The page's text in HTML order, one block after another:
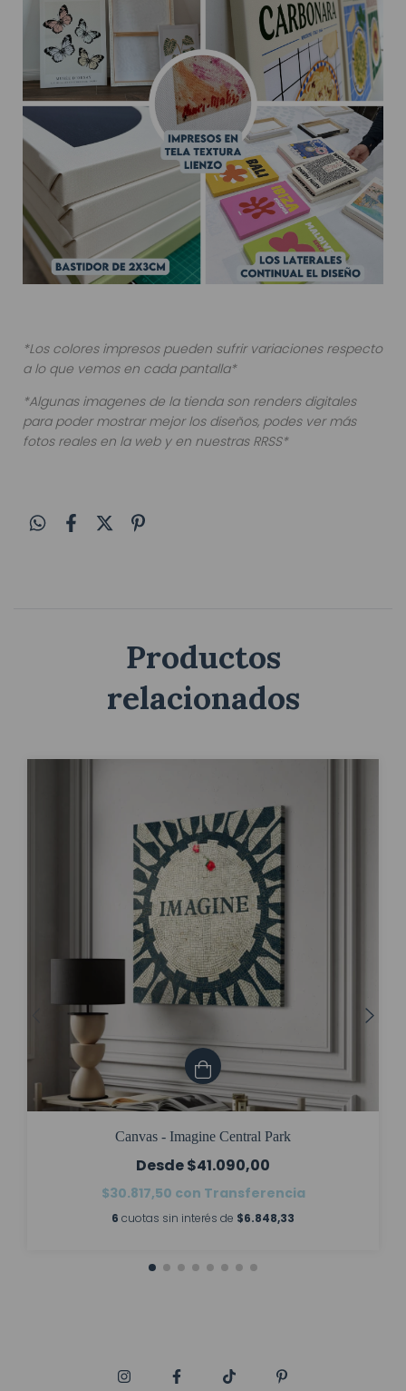
*Los colores impresos pueden sufrir variaciones respecto
a lo que vemos en cada pantalla*
*Algunas imagenes de la tienda son renders digitales
para poder mostrar mejor los diseños, podes ver más
fotos reales en la web y en nuestras RRSS*
Productos
relacionados
Canvas - Imagine Central Park
$41.090,00
$30.817,50 con Transferencia
6 cuotas sin interés de $6.848,33